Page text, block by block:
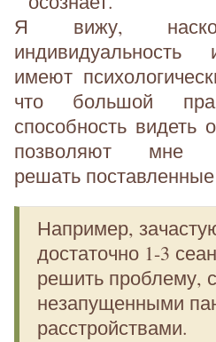
Я вижу,
индивидуальность
имеют
что большой
способность видеть
позволяют мне
решать
Например,
достаточно 1-3
решить проблему,
незапущенными
расстройствами.